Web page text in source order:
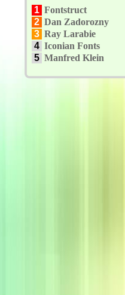
1 Fontstruct
2 Dan Zadorozny
3 Ray Larabie
4 Iconian Fonts
5 Manfred Klein